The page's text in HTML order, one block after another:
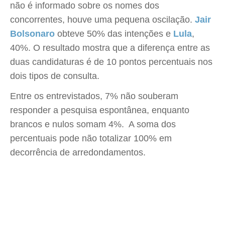
não é informado sobre os nomes dos
concorrentes, houve uma pequena oscilação. Jair
Bolsonaro obteve 50% das intenções e Lula,
40%. O resultado mostra que a diferença entre as
duas candidaturas é de 10 pontos percentuais nos
dois tipos de consulta.
Entre os entrevistados, 7% não souberam
responder a pesquisa espontânea, enquanto
brancos e nulos somam 4%. A soma dos
percentuais pode não totalizar 100% em
decorrência de arredondamentos.